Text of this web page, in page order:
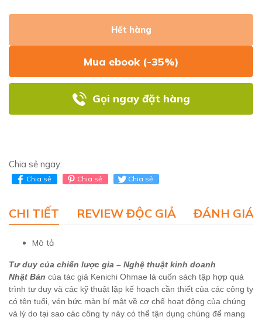
Hết hàng
Mua ebook (-35%)
Gọi ngay đặt hàng
Chia sẻ ngay:
Chia sẻ Chia sẻ Chia sẻ
CHI TIẾT REVIEW ĐỘC GIẢ ĐÁNH GIÁ
Mô tả
Tư duy của chiến lược gia – Nghệ thuật kinh doanh
Nhật Bản của tác giả Kenichi Ohmae là cuốn sách tập hợp quá
trình tư duy và các kỹ thuật lập kế hoạch cần thiết của các công ty
có tên tuổi, vén bức màn bí mật về cơ chế hoạt động của chúng
và lý do tại sao các công ty này có thể tận dụng chúng để mang